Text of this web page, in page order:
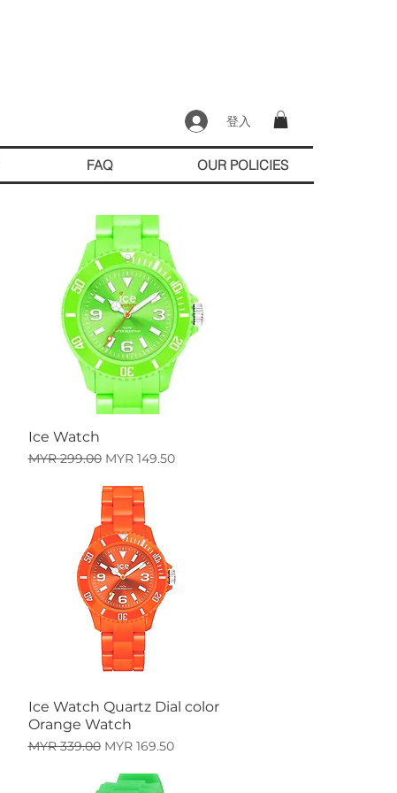
登入
FAQ OUR POLICIES
Ice Watch
一般價格
MYR 299.00 促銷價格
MYR 149.50
快速瀏覽
Ice Watch Quartz Dial color
Orange Watch
一般價格
MYR 339.00 促銷價格
MYR 169.50